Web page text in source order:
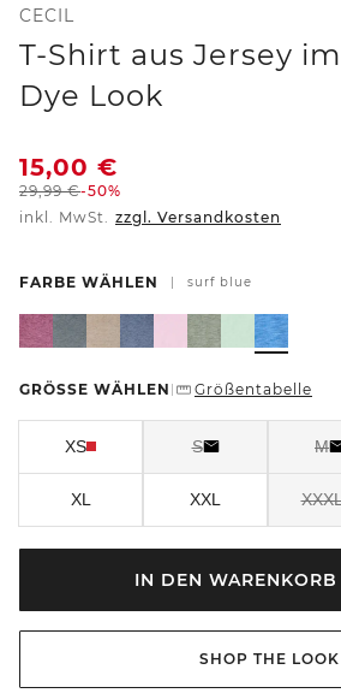
CECIL
T-Shirt aus Jersey
Dye Look
15,00 €
29,99€-50%
inkl. MwSt. zzgl. Versandkosten
FARBE WÄHLEN surf blue
GRÖSSE WÄHLEN Größentabelle
XS S M
XL XXL
IN DEN WARENKORB
SHOP THE LOOK